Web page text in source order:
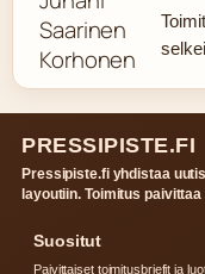
PRESSIPISTE.FI
Pressipiste.fi yhdistaa
layoutiin. Toimitus
Suositut
Paivittaiset toimitusbriefit ja